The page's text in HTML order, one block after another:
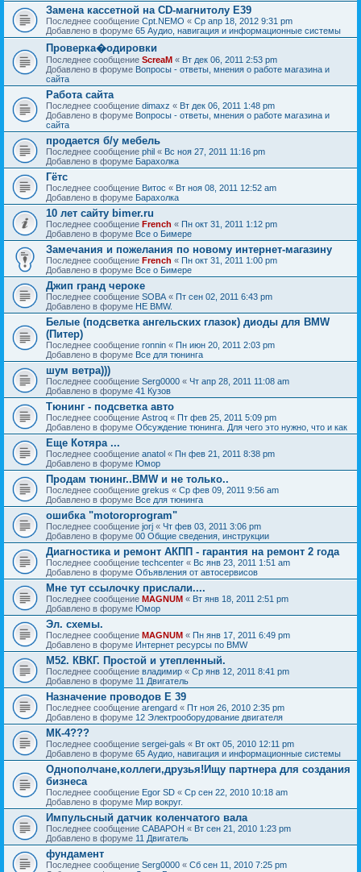
Замена кассетной на СD-магнитолу Е39
Последнее сообщение Cpt.NEMO « Ср апр 18, 2012 9:31 pm
Добавлено в форуме 65 Аудио, навигация и информационные системы
Проверка�одировки
Последнее сообщение ScreaM « Вт дек 06, 2011 2:53 pm
Добавлено в форуме Вопросы - ответы, мнения о работе магазина и
сайта
Работа сайта
Последнее сообщение dimaxz « Вт дек 06, 2011 1:48 pm
Добавлено в форуме Вопросы - ответы, мнения о работе магазина и
сайта
продается б/у мебель
Последнее сообщение phil « Вс ноя 27, 2011 11:16 pm
Добавлено в форуме Барахолка
Гётс
Последнее сообщение Витос « Вт ноя 08, 2011 12:52 am
Добавлено в форуме Барахолка
10 лет сайту bimer.ru
Последнее сообщение French « Пн окт 31, 2011 1:12 pm
Добавлено в форуме Все о Бимере
Замечания и пожелания по новому интернет-магазину
Последнее сообщение French « Пн окт 31, 2011 1:00 pm
Добавлено в форуме Все о Бимере
Джип гранд чероке
Последнее сообщение SOBA « Пт сен 02, 2011 6:43 pm
Добавлено в форуме НЕ BMW.
Белые (подсветка ангельских глазок) диоды для BMW
(Питер)
Последнее сообщение ronnin « Пн июн 20, 2011 2:03 pm
Добавлено в форуме Все для тюнинга
шум ветра)))
Последнее сообщение Serg0000 « Чт апр 28, 2011 11:08 am
Добавлено в форуме 41 Кузов
Тюнинг - подсветка авто
Последнее сообщение Astroq « Пт фев 25, 2011 5:09 pm
Добавлено в форуме Обсуждение тюнинга. Для чего это нужно, что и как
Еще Котяра ...
Последнее сообщение anatol « Пн фев 21, 2011 8:38 pm
Добавлено в форуме Юмор
Продам тюнинг..BMW и не только..
Последнее сообщение grekus « Ср фев 09, 2011 9:56 am
Добавлено в форуме Все для тюнинга
ошибка "motoroprogram"
Последнее сообщение jorj « Чт фев 03, 2011 3:06 pm
Добавлено в форуме 00 Общие сведения, инструкции
Диагностика и ремонт АКПП - гарантия на ремонт 2 года
Последнее сообщение techcenter « Вс янв 23, 2011 1:51 am
Добавлено в форуме Объявления от автосервисов
Мне тут ссылочку прислали....
Последнее сообщение MAGNUM « Вт янв 18, 2011 2:51 pm
Добавлено в форуме Юмор
Эл. схемы.
Последнее сообщение MAGNUM « Пн янв 17, 2011 6:49 pm
Добавлено в форуме Интернет ресурсы по BMW
М52. КВКГ. Простой и утепленный.
Последнее сообщение владимир « Ср янв 12, 2011 8:41 pm
Добавлено в форуме 11 Двигатель
Назначение проводов Е 39
Последнее сообщение arengard « Пт ноя 26, 2010 2:35 pm
Добавлено в форуме 12 Электрооборудование двигателя
МК-4???
Последнее сообщение sergei-gals « Вт окт 05, 2010 12:11 pm
Добавлено в форуме 65 Аудио, навигация и информационные системы
Однополчане,коллеги,друзья!Ищу партнера для создания
бизнеса
Последнее сообщение Egor SD « Ср сен 22, 2010 10:18 am
Добавлено в форуме Мир вокруг.
Импульсный датчик коленчатого вала
Последнее сообщение CABAPOH « Вт сен 21, 2010 1:23 pm
Добавлено в форуме 11 Двигатель
фундамент
Последнее сообщение Serg0000 « Сб сен 11, 2010 7:25 pm